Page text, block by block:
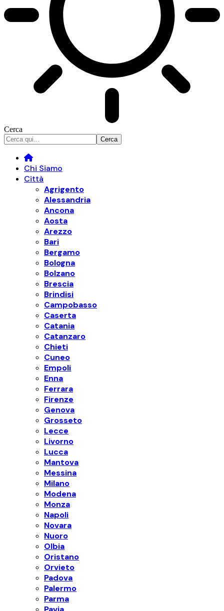
Cerca
Chi Siamo
Città
Agrigento
Alessandria
Ancona
Aosta
Arezzo
Bari
Bergamo
Bologna
Bolzano
Brescia
Brindisi
Campobasso
Caserta
Catania
Catanzaro
Chieti
Cuneo
Empoli
Enna
Ferrara
Firenze
Genova
Grosseto
Lecce
Livorno
Lucca
Mantova
Messina
Milano
Modena
Monza
Napoli
Novara
Nuoro
Olbia
Oristano
Orvieto
Padova
Palermo
Parma